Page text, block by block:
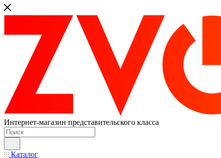
Интернет-магазин представительского класса
Каталог